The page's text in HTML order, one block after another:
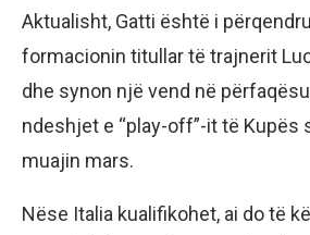
Aktualisht, Gatti është i
formacionin titullar të trajnerit
dhe synon një vend në
ndeshjet e “play-off”-it të Kupës
muajin mars.
Nëse Italia kualifikohet, ai do të